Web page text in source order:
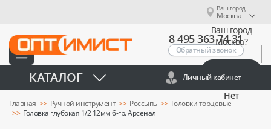
Ваш город
Москва
Ваш город
Москва?
Нет
8 495 363 74 31
Обратный звонок
КАТАЛОГ Личный кабинет
Главная Ручной инструмент Россыпь
Головки торцевые
Головка глубокая 1/2 12мм 6-гр. Арсенал